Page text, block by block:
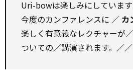
Uri-bowは楽しみにしていま
今度のカンファレンスに ／ カ
楽しく有意義なレクチャーが
ついての／講演されます。／／